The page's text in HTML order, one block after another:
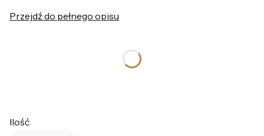
Przejdź do pełnego opisu
Ilość